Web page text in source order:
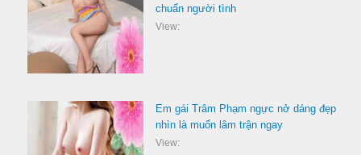
chuẩn người tình
View:
Em gái Trâm Phạm ngực nở dáng đẹp
nhìn là muốn lâm trận ngay
View: